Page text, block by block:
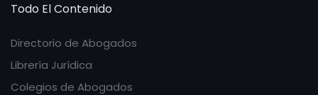
Todo El Contenido
Directorio de Abogados
Librería Jurídica
Colegios de Abogados